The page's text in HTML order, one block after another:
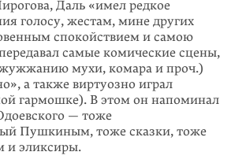
Даль «имел редкое
голосу, жестам, мине других
спокойствием и самою
самые комические сцены,
мухи, комара и проч.)
а также виртуозно играл
гармошке). В этом он напоминал
— тоже
Пушкиным, тоже сказки, тоже
и эликсиры.